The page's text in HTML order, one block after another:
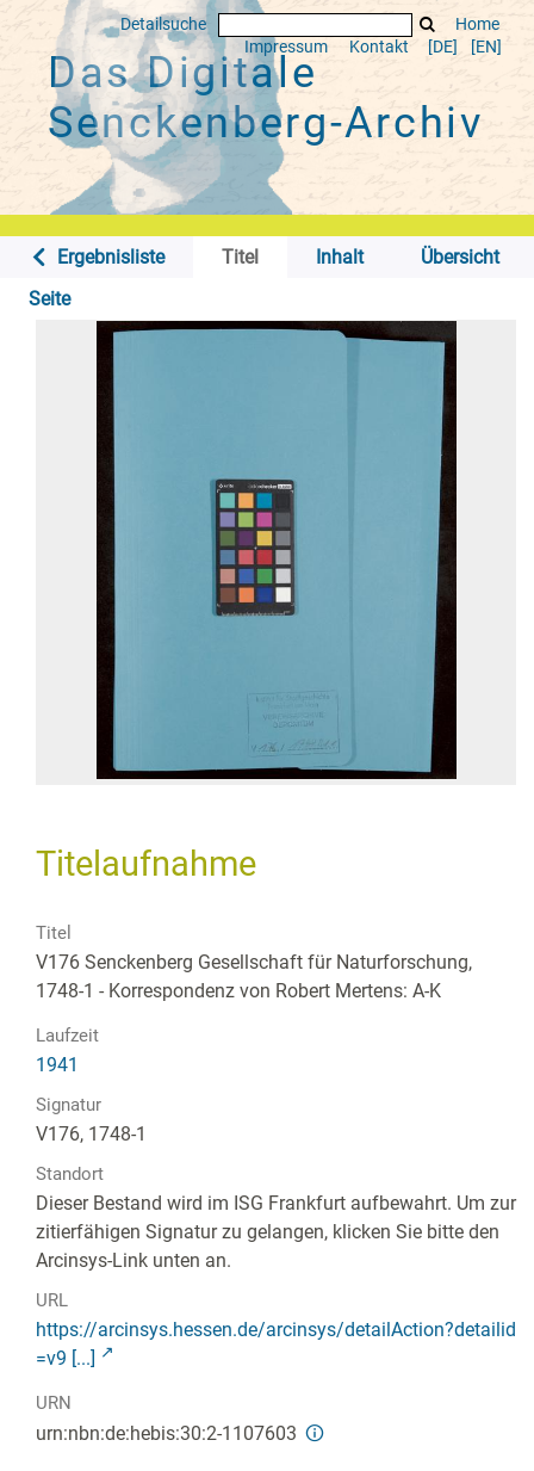
Detailsuche
Home
Impressum
Kontakt [DE] [EN]
Das Digitale
Senckenberg-Archiv
Ergebnisliste Titel Inhalt
Übersicht
Seite
Titelaufnahme
Titel
V176 Senckenberg Gesellschaft für Naturforschung,
1748-1 - Korrespondenz von Robert Mertens: A-K
Laufzeit
1941
Signatur
V176, 1748-1
Standort
Dieser Bestand wird im ISG Frankfurt aufbewahrt. Um zur
zitierfähigen Signatur zu gelangen, klicken Sie bitte den
Arcinsys-Link unten an.
URL
https://arcinsys.hessen.de/arcinsys/detailAction?detailid
=v9 [...]
URN
urn:nbn:de:hebis:30:2-1107603